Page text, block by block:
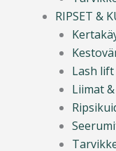
RIPSET &
Lash
Liimat